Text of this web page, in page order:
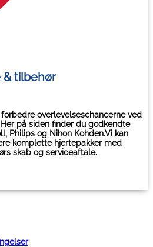
tilbehør
overlevelseschancerne ved
på siden finder du godkendte
Philips og Nihon Kohden.Vi kan
komplette hjertepakker med
skab og serviceaftale.